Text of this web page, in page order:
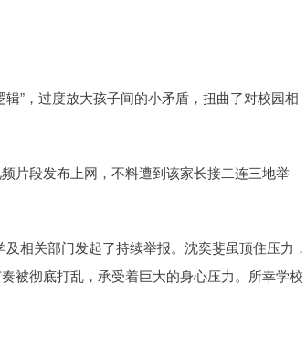
”，过度放大孩子间的小矛盾，扭曲了对校园相
片段发布上网，不料遭到该家长接二连三地举
相关部门发起了持续举报。沈奕斐虽顶住压力，
被彻底打乱，承受着巨大的身心压力。所幸学校